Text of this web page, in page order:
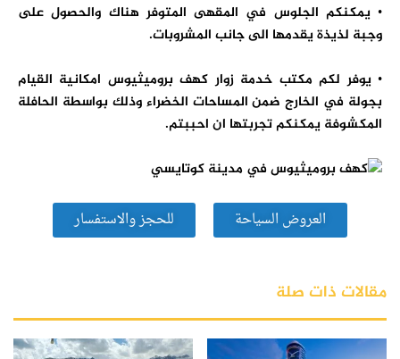
• يمكنكم الجلوس في المقهى المتوفر هناك والحصول على
وجبة لذيذة يقدمها الى جانب المشروبات.
• يوفر لكم مكتب خدمة زوار كهف بروميثيوس امكانية القيام
بجولة في الخارج ضمن المساحات الخضراء وذلك بواسطة الحافلة
المكشوفة يمكنكم تجربتها ان احببتم.
العروض السياحة للحجز والاستفسار
مقالات ذات صلة